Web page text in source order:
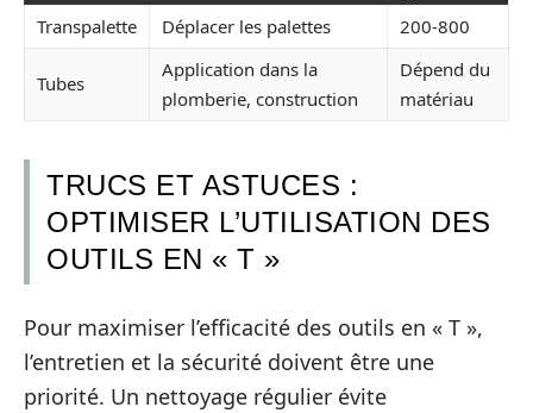
Transpalette Déplacer les palettes 200-800
Tubes
Application dans la
plomberie, construction
Dépend du
matériau
TRUCS ET ASTUCES :
OPTIMISER L’UTILISATION DES
OUTILS EN « T »
Pour maximiser l’efficacité des outils en « T »,
l’entretien et la sécurité doivent être une
priorité. Un nettoyage régulier évite